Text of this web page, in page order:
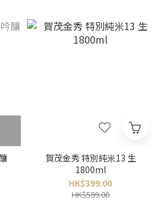
賀茂金秀 特別純米13 生
1800ml
HK$399.00
HK$599.00